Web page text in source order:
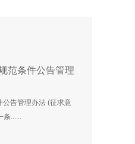
范条件公告管理
公告管理办法 (征求意
条......